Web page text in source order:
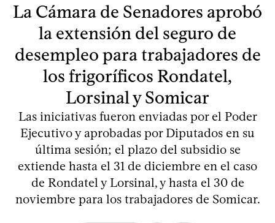
La Cámara de Senadores aprobó
la extensión del seguro de
desempleo para trabajadores de
los frigoríficos Rondatel,
Lorsinal y Somicar
Las iniciativas fueron enviadas por el Poder
Ejecutivo y aprobadas por Diputados en su
última sesión; el plazo del subsidio se
extiende hasta el 31 de diciembre en el caso
de Rondatel y Lorsinal, y hasta el 30 de
noviembre para los trabajadores de Somicar.